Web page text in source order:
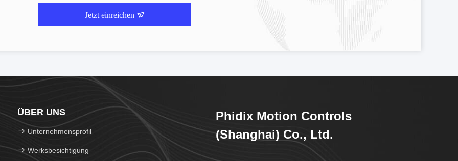
Jetzt einreichen
ÜBER UNS
Unternehmensprofil
Werksbesichtigung
Phidix Motion Controls
(Shanghai) Co., Ltd.